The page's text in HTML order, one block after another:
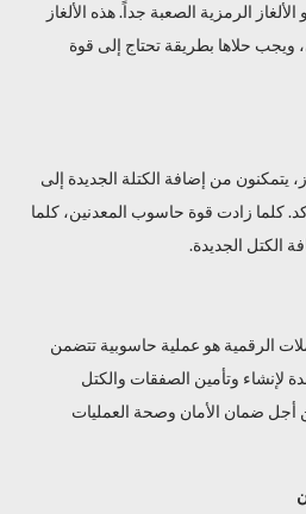
الرمزية الصعبة جداً. هذه الألغاز
حلاها بطريقة تحتاج إلى قوة
يتمكنون من إضافة الكتلة الجديدة إلى
كلما زادت قوة حاسوب المعدنين، كلما
الكتل الجديدة.
الرقمية هو عملية حاسوبية تتضمن
لإنشاء وتأمين الصفقات والكتل
أجل ضمان الأمان وصحة العمليات